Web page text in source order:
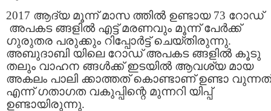
2017 ആദ്യ മൂന്ന് മാസ ത്തിൽ ഉണ്ടായ 73 റോഡ്
അപകട ങ്ങളില്‍ എട്ട് മരണവും മൂന്ന് പേര്‍ക്ക്
ഗുരുതര പരുക്കും റിപ്പോര്‍ട്ട് ചെയ്തിരുന്നു.
അബുദാബി യിലെ റോഡ് അപകട ങ്ങളില്‍ കൂടു
തലും വാഹന ങ്ങള്‍ക്ക് ഇടയില്‍ ആവശ്യ മായ
അകലം പാലി ക്കാത്തത് കൊണ്ടാണ് ഉണ്ടാ വുന്നത്
എന്ന് ഗതാഗത വകുപ്പിന്റെ മുന്നറി യിപ്പ്
ഉണ്ടായിരുന്നു.